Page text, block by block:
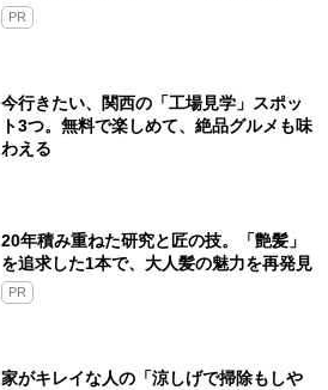
PR
今行きたい、関西の「工場見学」スポッ
ト3つ。無料で楽しめて、絶品グルメも味
わえる
20年積み重ねた研究と匠の技。「艶髪」
を追求した1本で、大人髪の魅力を再発見
PR
家がキレイな人の「涼しげで掃除もしや